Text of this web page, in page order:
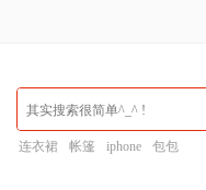
连衣裙 帐篷 iphone 包包